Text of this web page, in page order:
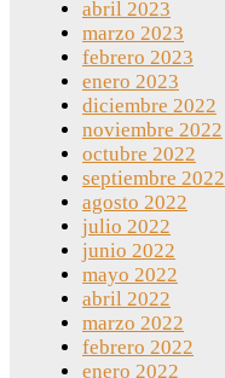
abril 2023
marzo 2023
febrero 2023
enero 2023
diciembre 2022
noviembre 2022
octubre 2022
septiembre 2022
agosto 2022
julio 2022
junio 2022
mayo 2022
abril 2022
marzo 2022
febrero 2022
enero 2022